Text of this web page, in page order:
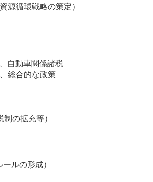
源循環戦略の策定）
自動車関係諸税
総合的な政策
の拡充等）
ルの形成）